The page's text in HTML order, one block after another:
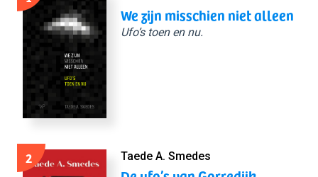
We zijn misschien niet alleen
Ufo’s toen en nu.
2 Taede A. Smedes